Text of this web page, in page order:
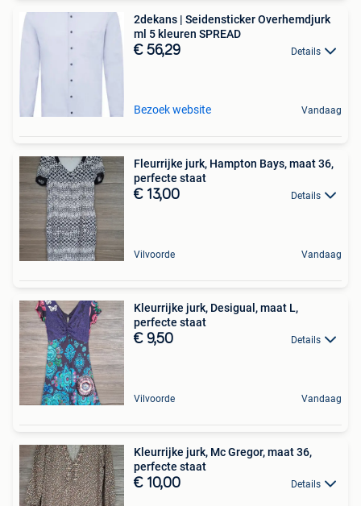
2dekans | Seidensticker Overhemdjurk
ml 5 kleuren SPREAD
€ 56,29 Details
Bezoek website Vandaag
Fleurrijke jurk, Hampton Bays, maat 36,
perfecte staat
€ 13,00 Details
Vilvoorde Vandaag
Kleurrijke jurk, Desigual, maat L,
perfecte staat
€ 9,50 Details
Vilvoorde Vandaag
Kleurrijke jurk, Mc Gregor, maat 36,
perfecte staat
€ 10,00 Details